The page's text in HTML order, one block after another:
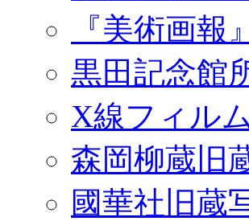
『美術画
黒田記念館
X線フィル
森岡柳蔵旧
國華社旧蔵